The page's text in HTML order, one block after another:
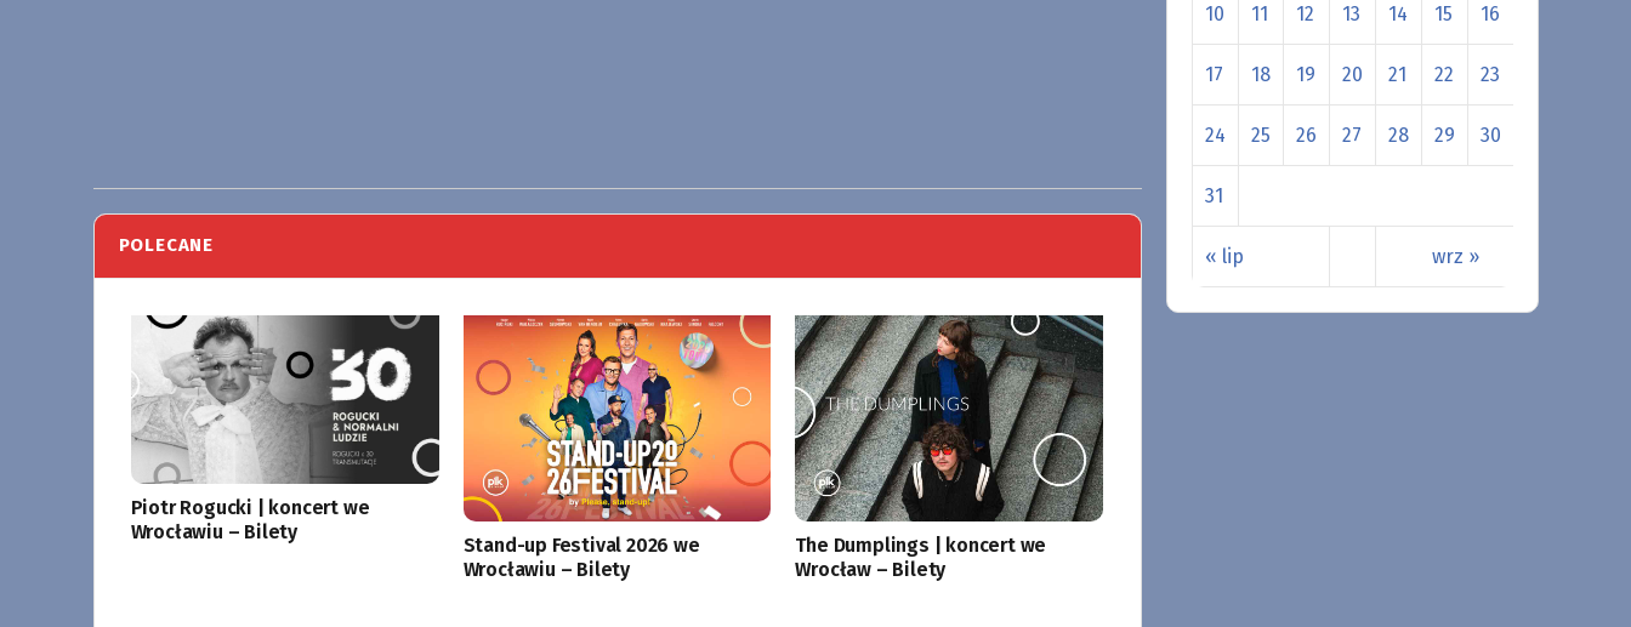
POLECANE
Piotr Rogucki | koncert we
Wrocławiu – Bilety
Stand-up Festival 2026 we
Wrocławiu – Bilety
The Dumplings | koncert we
Wrocław – Bilety
« lip wrz »
10 11 12 13 14 15 16
17 18 19 20 21 22 23
24 25 26 27 28 29 30
31